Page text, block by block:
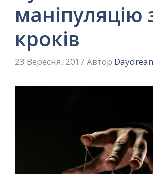
маніпуляцію
кроків
23 Вересня, 2017 Автор